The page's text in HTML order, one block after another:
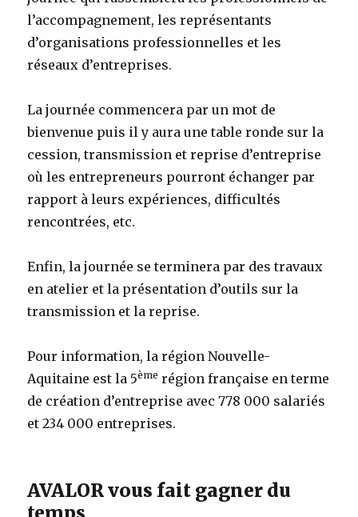
l’accompagnement, les représentants
d’organisations professionnelles et les
réseaux d’entreprises.
La journée commencera par un mot de
bienvenue puis il y aura une table ronde sur la
cession, transmission et reprise d’entreprise
où les entrepreneurs pourront échanger par
rapport à leurs expériences, difficultés
rencontrées, etc.
Enfin, la journée se terminera par des travaux
en atelier et la présentation d’outils sur la
transmission et la reprise.
Pour information, la région Nouvelle-
Aquitaine est la 5ème région française en terme
de création d’entreprise avec 778 000 salariés
et 234 000 entreprises.
AVALOR vous fait gagner du